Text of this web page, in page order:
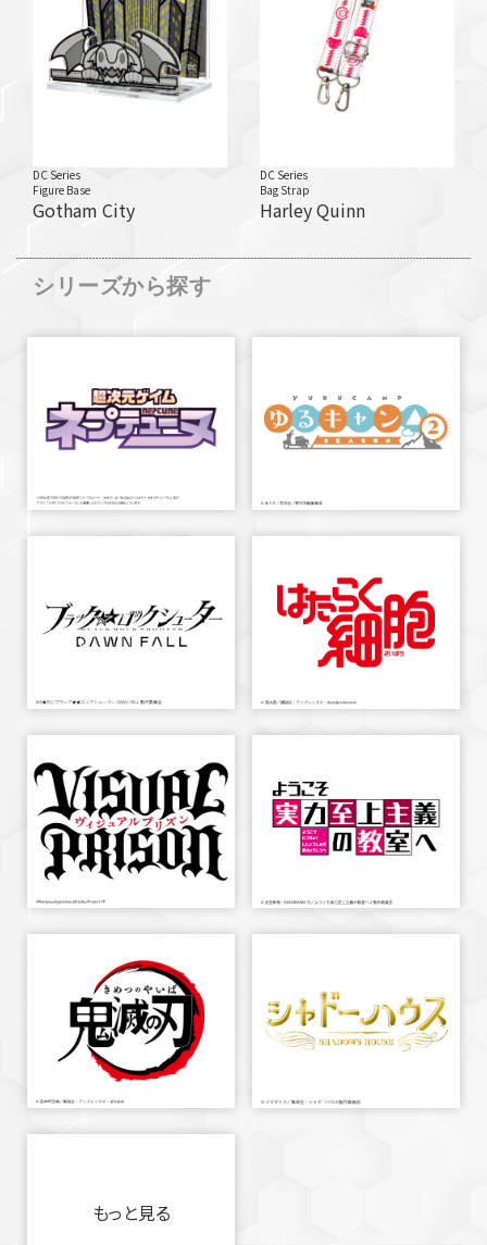
DC Series
Figure Base
Gotham City
DC Series
Bag Strap
Harley Quinn
シリーズから探す
もっと見る